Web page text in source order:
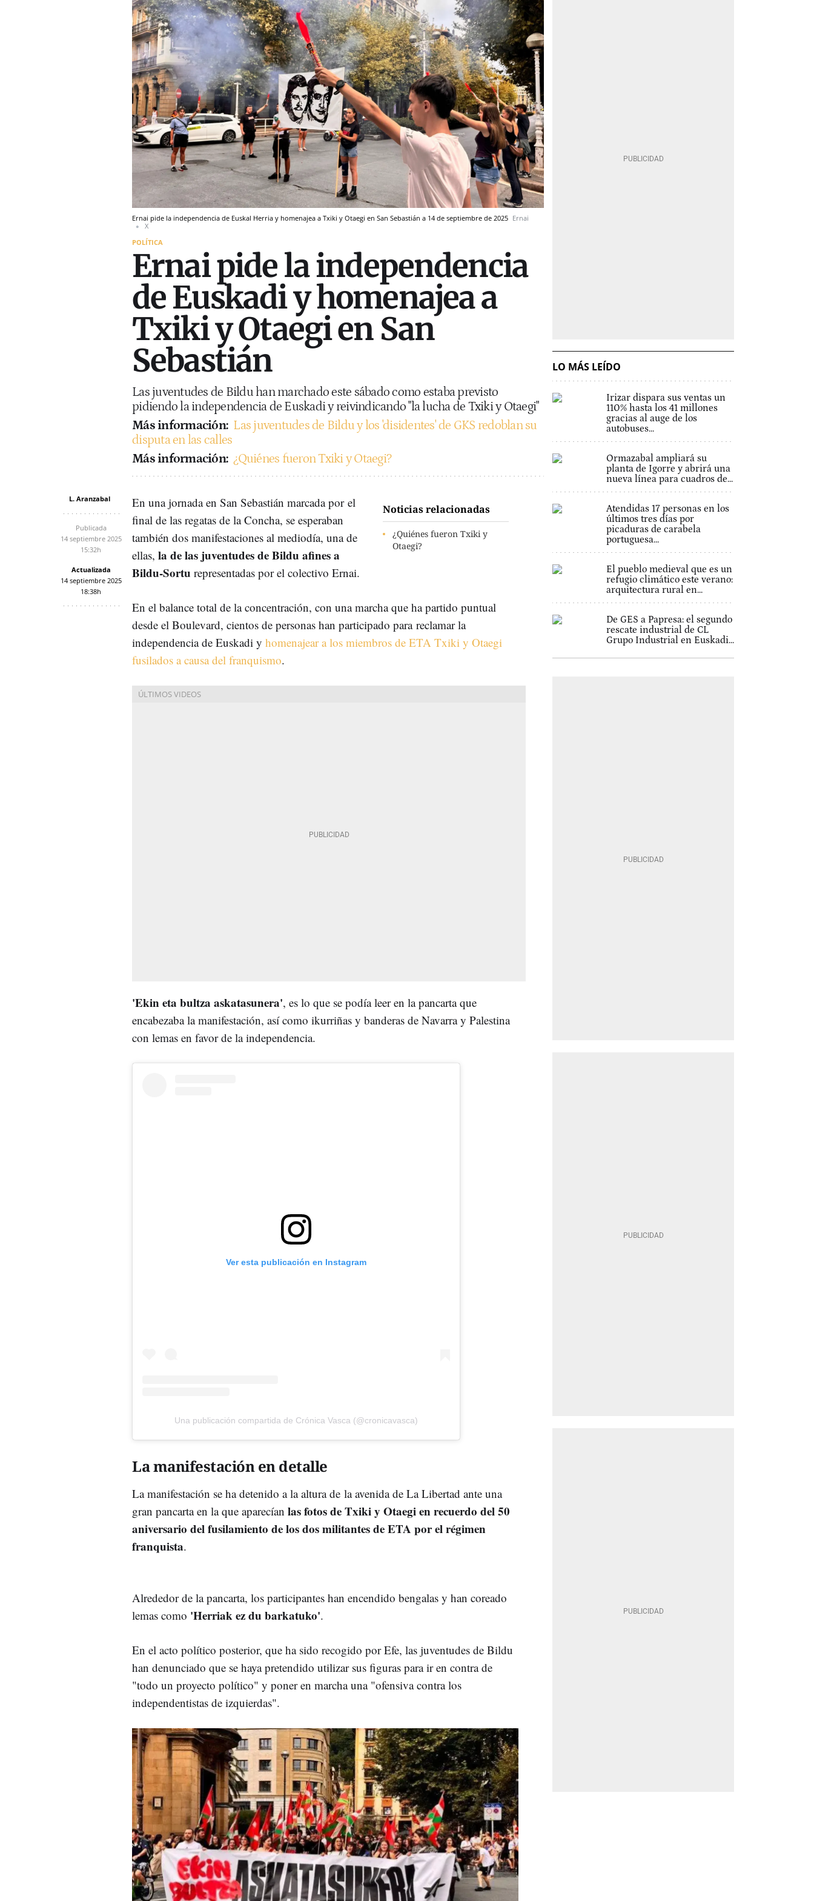
Ernai pide la independencia de Euskal Herria y homenajea a Txiki y Otaegi en San Sebastián a 14 de septiembre de 2025 Ernai
X
POLÍTICA
Ernai pide la independencia
de Euskadi y homenajea a
Txiki y Otaegi en San
Sebastián
Las juventudes de Bildu han marchado este sábado como estaba previsto
pidiendo la independencia de Euskadi y reivindicando "la lucha de Txiki y Otaegi"
Más información: Las juventudes de Bildu y los 'disidentes' de GKS redoblan su
disputa en las calles
Más información: ¿Quiénes fueron Txiki y Otaegi?
L. Aranzabal
Publicada
14 septiembre 2025
15:32h
Actualizada
14 septiembre 2025
18:38h
Noticias relacionadas
¿Quiénes fueron Txiki y
Otaegi?
En una jornada en San Sebastián marcada por el
final de las regatas de la Concha, se esperaban
también dos manifestaciones al mediodía, una de
ellas, la de las juventudes de Bildu afines a
Bildu-Sortu representadas por el colectivo Ernai.
En el balance total de la concentración, con una marcha que ha partido puntual
desde el Boulevard, cientos de personas han participado para reclamar la
independencia de Euskadi y homenajear a los miembros de ETA Txiki y Otaegi
fusilados a causa del franquismo.
'Ekin eta bultza askatasunera', es lo que se podía leer en la pancarta que
encabezaba la manifestación, así como ikurriñas y banderas de Navarra y Palestina
con lemas en favor de la independencia.
Ver esta publicación en Instagram
Una publicación compartida de Crónica Vasca (@cronicavasca)
La manifestación en detalle
La manifestación se ha detenido a la altura de la avenida de La Libertad ante una
gran pancarta en la que aparecían las fotos de Txiki y Otaegi en recuerdo del 50
aniversario del fusilamiento de los dos militantes de ETA por el régimen
franquista.
Alrededor de la pancarta, los participantes han encendido bengalas y han coreado
lemas como 'Herriak ez du barkatuko'.
En el acto político posterior, que ha sido recogido por Efe, las juventudes de Bildu
han denunciado que se haya pretendido utilizar sus figuras para ir en contra de
"todo un proyecto político" y poner en marcha una "ofensiva contra los
independentistas de izquierdas".
LO MÁS LEÍDO
Irizar dispara sus ventas un
110% hasta los 41 millones
gracias al auge de los
autobuses...
Ormazabal ampliará su
planta de Igorre y abrirá una
nueva línea para cuadros de...
Atendidas 17 personas en los
últimos tres días por
picaduras de carabela
portuguesa...
El pueblo medieval que es un
refugio climático este verano:
arquitectura rural en...
De GES a Papresa: el segundo
rescate industrial de CL
Grupo Industrial en Euskadi...